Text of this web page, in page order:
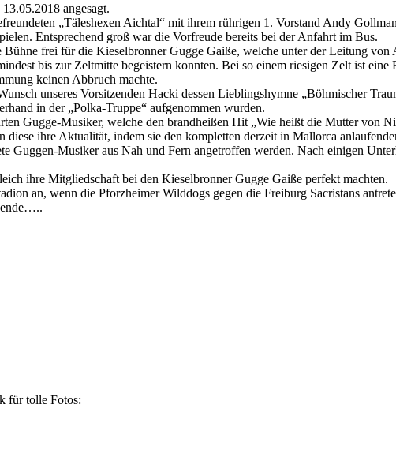
angesagt.
„Täleshexen Aichtal“ mit ihrem rührigen 1. Vorstand Andy
Entsprechend groß war die Vorfreude bereits bei der Anfahrt im Bus.
Bühne frei für die Kieselbronner Gugge Gaiße, welche unter der Leitung
bis zur Zeltmitte begeistern konnten. Bei so einem riesigen Zelt ist
keinen Abbruch machte.
unseres Vorsitzenden Hacki dessen Lieblingshymne „Böhmischer
in der „Polka-Truppe“ aufgenommen wurden.
Gugge-Musiker, welche den brandheißen Hit „Wie heißt die Mutter von
ihre Aktualität, indem sie den kompletten derzeit in Mallorca
Guggen-Musiker aus Nah und Fern angetroffen werden. Nach einigen
ihre Mitgliedschaft bei den Kieselbronner Gugge Gaiße perfekt machten.
an, wenn die Pforzheimer Wilddogs gegen die Freiburg Sacristans
für tolle Fotos: